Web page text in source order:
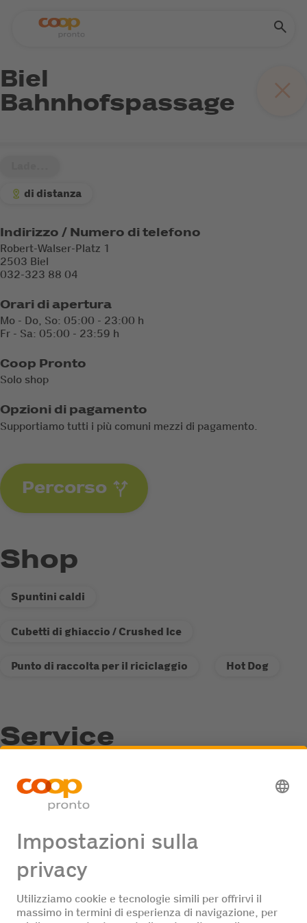
Biel
Bahnhofspassage
di distanza
Indirizzo / Numero di telefono
Robert-Walser-Platz 1
2503 Biel
032-323 88 04
Orari di apertura
Mo - Do, So: 05:00 - 23:00 h
Fr - Sa: 05:00 - 23:59 h
Coop Pronto
Solo shop
Opzioni di pagamento
Supportiamo tutti i più comuni mezzi di pagamento.
Percorso
Shop
Spuntini caldi
Cubetti di ghiaccio / Crushed Ice
Punto di raccolta per il riciclaggio Hot Dog
Service
Offerte di lavoro
Nessuna offerta di lavoro